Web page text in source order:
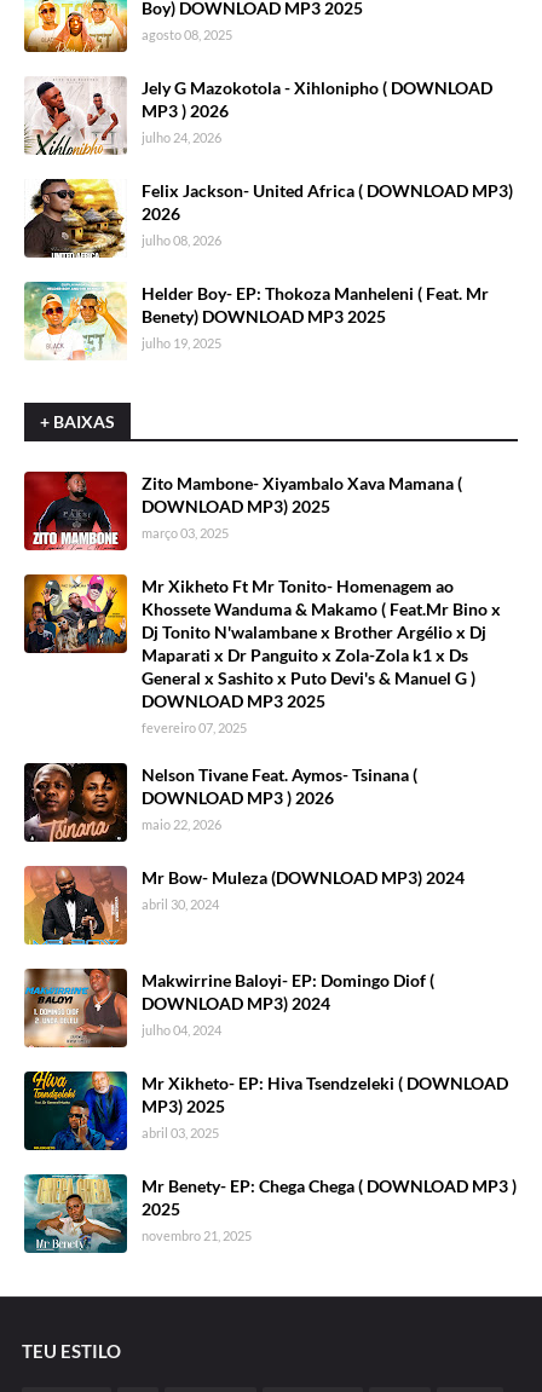
Boy) DOWNLOAD MP3 2025
agosto 08, 2025
Jely G Mazokotola - Xihlonipho ( DOWNLOAD
MP3 ) 2026
julho 24, 2026
Felix Jackson- United Africa ( DOWNLOAD MP3)
2026
julho 08, 2026
Helder Boy- EP: Thokoza Manheleni ( Feat. Mr
Benety) DOWNLOAD MP3 2025
julho 19, 2025
+ BAIXAS
Zito Mambone- Xiyambalo Xava Mamana (
DOWNLOAD MP3) 2025
março 03, 2025
Mr Xikheto Ft Mr Tonito- Homenagem ao
Khossete Wanduma & Makamo ( Feat.Mr Bino x
Dj Tonito N'walambane x Brother Argélio x Dj
Maparati x Dr Panguito x Zola-Zola k1 x Ds
General x Sashito x Puto Devi's & Manuel G )
DOWNLOAD MP3 2025
fevereiro 07, 2025
Nelson Tivane Feat. Aymos- Tsinana (
DOWNLOAD MP3 ) 2026
maio 22, 2026
Mr Bow- Muleza (DOWNLOAD MP3) 2024
abril 30, 2024
Makwirrine Baloyi- EP: Domingo Diof (
DOWNLOAD MP3) 2024
julho 04, 2024
Mr Xikheto- EP: Hiva Tsendzeleki ( DOWNLOAD
MP3) 2025
abril 03, 2025
Mr Benety- EP: Chega Chega ( DOWNLOAD MP3 )
2025
novembro 21, 2025
TEU ESTILO